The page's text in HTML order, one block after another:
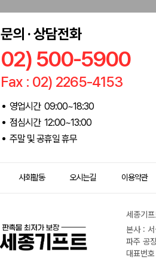
문의 · 상담전화
02) 500-5900
Fax : 02) 2265-4153
영업시간 09:00~18:30
점심시간 12:00~13:00
주말 및 공휴일 휴무
사회활동 오시는길 이용약관
세종기
본사 :
파주 공
대표번